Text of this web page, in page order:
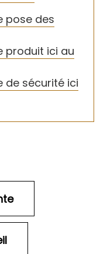
pose des
produit ici au
de sécurité ici